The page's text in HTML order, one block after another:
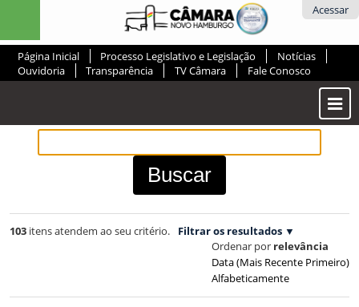
Acessar
Página Inicial Processo Legislativo e Legislação
Notícias
Ouvidoria
Transparência TV Câmara Fale Conosco
ou
103 itens atendem ao seu critério.
Filtrar os resultados
Ordenar por relevância
Data (mais Recente Primeiro)
Alfabeticamente